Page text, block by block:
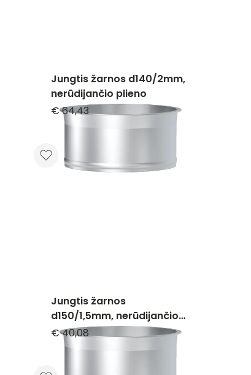
Jungtis žarnos d140/2mm,
nerūdijančio plieno
€ 64,43
Jungtis žarnos
d150/1,5mm, nerūdijančio
plieno
€ 40,08